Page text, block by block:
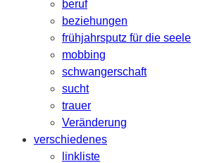
beruf
beziehungen
frühjahrsputz für die seele
mobbing
schwangerschaft
sucht
trauer
Veränderung
verschiedenes
linkliste